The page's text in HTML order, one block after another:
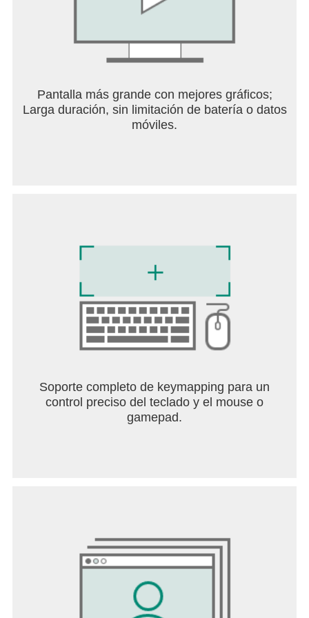
años de expansiones y aventuras con historia.
primera vez la invencibilidad con uno de los tres
warframes originales antes de comenzar tu viaje, y
detrás de tu despertar.
DOMINA TU ARSENAL
equipamiento personalizado.
PERSONALIZA INFINITAMENTE
Entrar al Sistema Origen implica unirse a más de
70 millones de tenno, cada uno con sus propios
warframes, armas y equipamientos personalizados.
equipamiento, diseñar la apariencia perfecta para
tu warframe presenta un desafío infinitamente
gratificante para ti y tu escuadrón
Pantalla más grande con mejores gráficos;
Larga duración, sin limitación de batería o datos
móviles.
Soporte completo de keymapping para un
control preciso del teclado y el mouse o
gamepad.